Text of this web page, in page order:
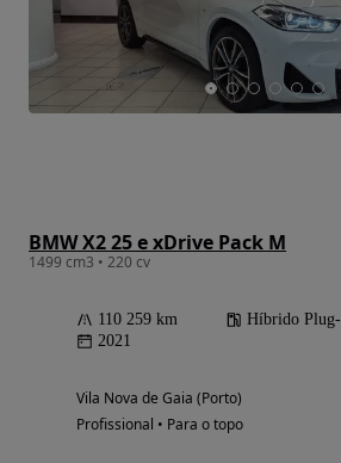
BMW X2 25 e xDrive Pack M
1499 cm3 • 220 cv
110 259 km Híbrido
2021
Vila Nova de Gaia (Porto)
Profissional • Para o topo